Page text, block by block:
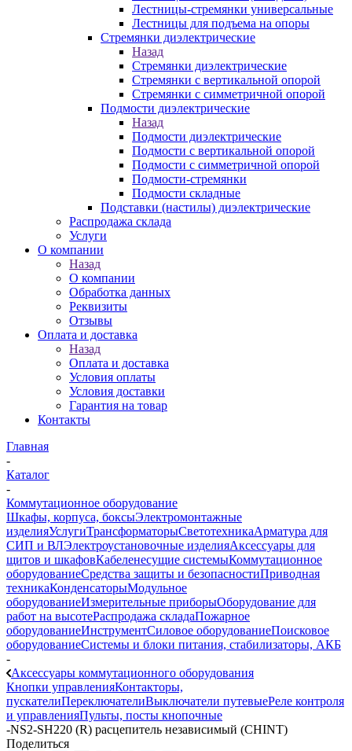
Лестницы-стремянки универсальные
Лестницы для подъема на опоры
Стремянки диэлектрические
Назад
Стремянки диэлектрические
Стремянки с вертикальной опорой
Стремянки с симметричной опорой
Подмости диэлектрические
Назад
Подмости диэлектрические
Подмости с вертикальной опорой
Подмости с симметричной опорой
Подмости-стремянки
Подмости складные
Подставки (настилы) диэлектрические
Распродажа склада
Услуги
О компании
Назад
О компании
Обработка данных
Реквизиты
Отзывы
Оплата и доставка
Назад
Оплата и доставка
Условия оплаты
Условия доставки
Гарантия на товар
Контакты
Главная
-
Каталог
-
Коммутационное оборудование
Шкафы, корпуса, боксыЭлектромонтажные
изделияУслугиТрансформаторыСветотехникаАрматура для
СИП и ВЛЭлектроустановочные изделияАксессуары для
щитов и шкафовКабеленесущие системыКоммутационное
оборудованиеСредства защиты и безопасностиПриводная
техникаКонденсаторыМодульное
оборудованиеИзмерительные приборыОборудование для
работ на высотеРаспродажа складаПожарное
оборудованиеИнструментСиловое оборудованиеПоисковое
оборудованиеСистемы и блоки питания, стабилизаторы, АКБ
-
Аксессуары коммутационного оборудования
Кнопки управленияКонтакторы,
пускателиПереключателиВыключатели путевыеРеле контроля
и управленияПульты, посты кнопочные
-NS2-SH220 (R) расцепитель независимый (CHINT)
Поделиться